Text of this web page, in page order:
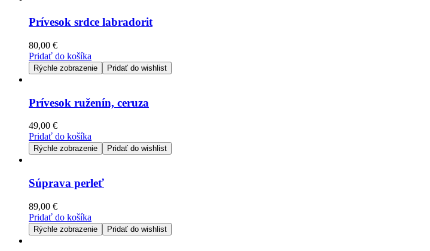
Prívesok srdce labradorit
80,00 €
Pridať do košíka
Rýchle zobrazenie Pridať do wishlist
Prívesok ruženín, ceruza
49,00 €
Pridať do košíka
Rýchle zobrazenie Pridať do wishlist
Súprava perleť
89,00 €
Pridať do košíka
Rýchle zobrazenie Pridať do wishlist